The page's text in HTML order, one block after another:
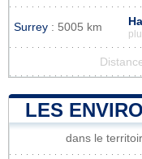
Surrey : 5005 km
LES
dans le